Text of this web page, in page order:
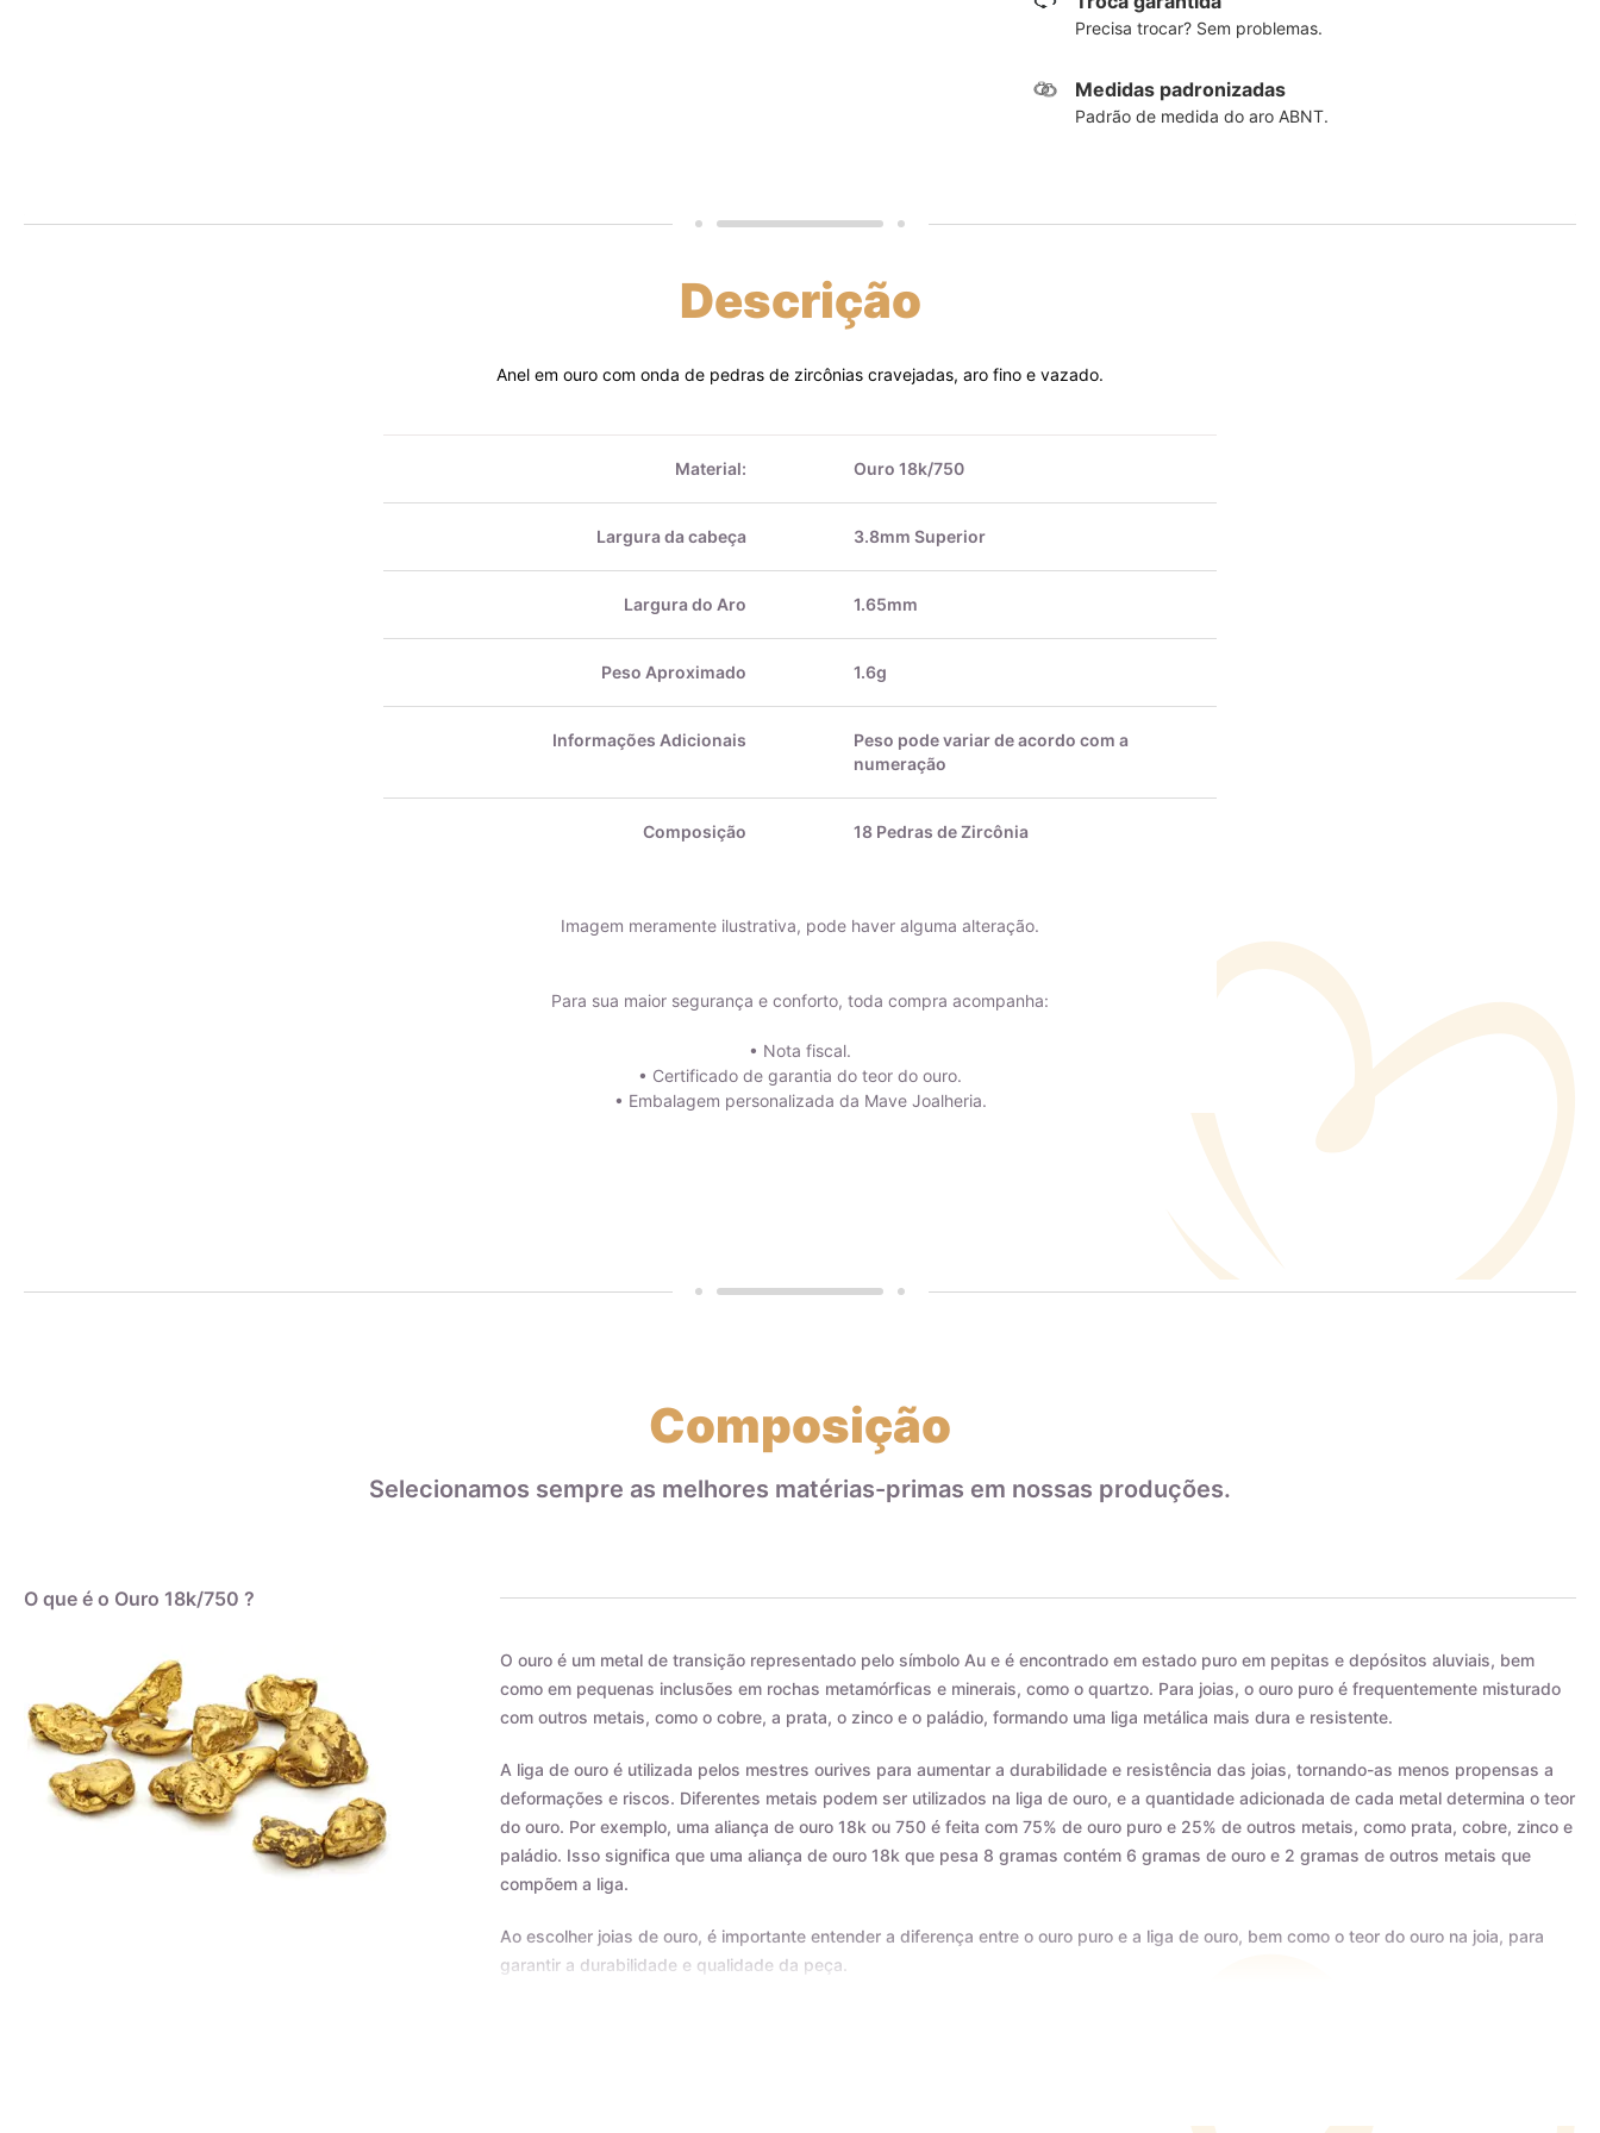
Precisa trocar? Sem problemas.
Medidas padronizadas
Padrão de medida do aro ABNT.
Descrição
Anel em ouro com onda de pedras de zircônias cravejadas, aro fino e vazado.
Material: Ouro 18k/750
Largura da cabeça 3.8mm Superior
Largura do Aro 1.65mm
Peso Aproximado 1.6g
Informações Adicionais
Peso pode variar de acordo com a
numeração
Composição 18 Pedras de Zircônia
Imagem meramente ilustrativa, pode haver alguma alteração.
Para sua maior segurança e conforto, toda compra acompanha:
• Nota fiscal.
• Certificado de garantia do teor do ouro.
• Embalagem personalizada da Mave Joalheria.
Composição
Selecionamos sempre as melhores matérias-primas em nossas produções.
O que é o Ouro 18k/750 ?
O ouro é um metal de transição representado pelo símbolo Au e é encontrado em estado puro em pepitas e depósitos aluviais, bem
como em pequenas inclusões em rochas metamórficas e minerais, como o quartzo. Para joias, o ouro puro é frequentemente misturado
com outros metais, como o cobre, a prata, o zinco e o paládio, formando uma liga metálica mais dura e resistente.
A liga de ouro é utilizada pelos mestres ourives para aumentar a durabilidade e resistência das joias, tornando-as menos propensas a
deformações e riscos. Diferentes metais podem ser utilizados na liga de ouro, e a quantidade adicionada de cada metal determina o teor
do ouro. Por exemplo, uma aliança de ouro 18k ou 750 é feita com 75% de ouro puro e 25% de outros metais, como prata, cobre, zinco e
paládio. Isso significa que uma aliança de ouro 18k que pesa 8 gramas contém 6 gramas de ouro e 2 gramas de outros metais que
compõem a liga.
Ao escolher joias de ouro, é importante entender a diferença entre o ouro puro e a liga de ouro, bem como o teor do ouro na joia, para
garantir a durabilidade e qualidade da peça.
Todas as nossas joias são fabricadas por indústrias que possuem o certificado AMAGOLD, comprovando a qualidade do teor de ouro